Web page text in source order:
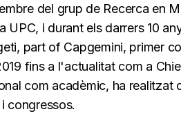
del grup de Recerca en
UPC, i durant els darrers 10
part of Capgemini, primer
fins a l'actualitat com a
com acadèmic, ha realitzat
congressos.